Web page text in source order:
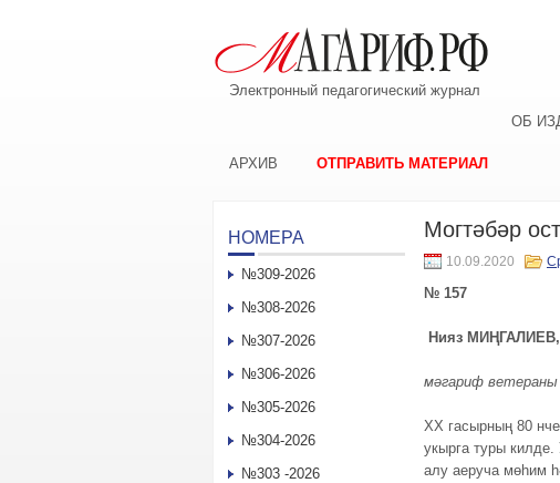
Электронный педагогический журнал
ОБ
АРХИВ ОТПРАВИТЬ МАТЕРИАЛ
Могтәбәр
10.09.2020
№ 157
Нияз МИҢГАЛИЕВ,
мәгариф ветераны
XX гасырның 80
укырга туры килде.
алу аеруча мөһим
НОМЕРА
№309-2026
№308-2026
№307-2026
№306-2026
№305-2026
№304-2026
№303 -2026